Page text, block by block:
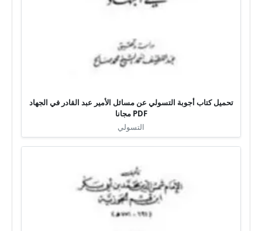
تحميل كتاب أجوبة التسولي عن مسائل الأمير عبد القادر في الجهاد
PDF مجانا
التسولي